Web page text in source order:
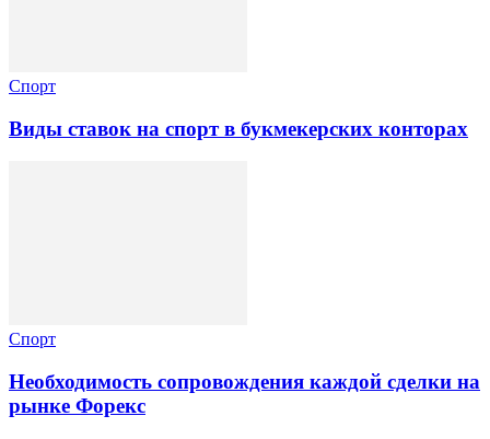
Спорт
Виды ставок на спорт в букмекерских конторах
Спорт
Необходимость сопровождения каждой сделки на
рынке Форекс